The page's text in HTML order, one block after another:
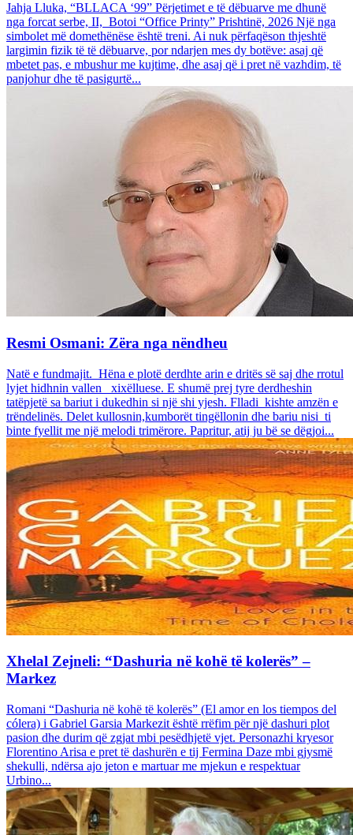
Jahja Lluka, “BLLACA ‘99” Përjetimet e të dëbuarve me dhunë
nga forcat serbe, II, Botoi “Office Printy” Prishtinë, 2026 Një nga
simbolet më domethënëse është treni. Ai nuk përfaqëson thjeshtë
largimin fizik të të dëbuarve, por ndarjen mes dy botëve: asaj që
mbetet pas, e mbushur me kujtime, dhe asaj që i pret në vazhdim, të
panjohur dhe të pasigurtë...
Resmi Osmani: Zëra nga nëndheu
Natë e fundmajit. Hëna e plotë derdhte arin e dritës së saj dhe rrotul
lyjet hidhnin vallen xixëlluese. E shumë prej tyre derdheshin
tatëpjetë sa bariut i dukedhin si një shi yjesh. Flladi kishte amzën e
trëndelinës. Delet kullosnin,kumborët tingëllonin dhe bariu nisi ti
binte fyellit me një melodi trimërore. Papritur, atij ju bë se dëgjoi...
Xhelal Zejneli: “Dashuria në kohë të kolerës” –
Markez
Romani “Dashuria në kohë të kolerës” (El amor en los tiempos del
cólera) i Gabriel Garsia Markezit është rrëfim për një dashuri plot
pasion dhe durim që zgjat mbi pesëdhjetë vjet. Personazhi kryesor
Florentino Arisa e pret të dashurën e tij Fermina Daze mbi gjysmë
shekulli, ndërsa ajo jeton e martuar me mjekun e respektuar
Urbino...